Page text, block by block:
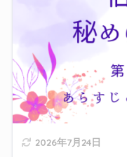
2026年7月24日